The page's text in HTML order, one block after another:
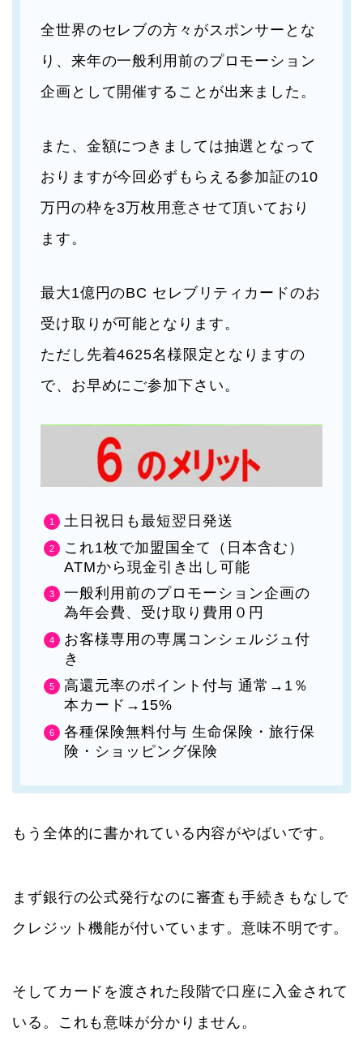
全世界のセレブの方々がスポンサーとな
り、来年の一般利用前のプロモーション
企画として開催することが出来ました。
また、金額につきましては抽選となって
おりますが今回必ずもらえる参加証の10
万円の枠を3万枚用意させて頂いており
ます。
最大1億円のBC セレブリティカードのお
受け取りが可能となります。
ただし先着4625名様限定となりますの
で、お早めにご参加下さい。
土日祝日も最短翌日発送
これ1枚で加盟国全て（日本含む）
ATMから現金引き出し可能
一般利用前のプロモーション企画の
為年会費、受け取り費用０円
お客様専用の専属コンシェルジュ付
き
高還元率のポイント付与 通常→1％
本カード→15%
各種保険無料付与 生命保険・旅行保
険・ショッピング保険
もう全体的に書かれている内容がやばいです。
まず銀行の公式発行なのに審査も手続きもなしで
クレジット機能が付いています。意味不明です。
そしてカードを渡された段階で口座に入金されて
いる。これも意味が分かりません。